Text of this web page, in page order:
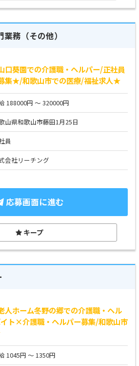
務（その他）
口葵園での介護職・ヘルパー/正社員
集★/和歌山市での医療/福祉求人★
188000円 ～ 320000円
山県和歌山市藤田1月25日
員
会社リーチング
応募画面に進む
キープ
人ホーム冬野の郷での介護職・ヘル
ト×介護職・ヘルパー募集/和歌山市
1045円 ～ 1350円